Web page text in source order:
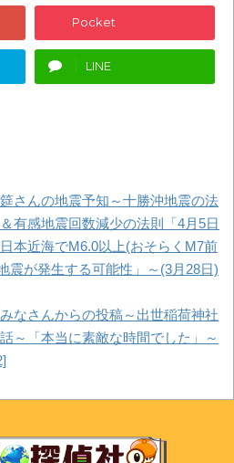
Pocket
LINE
筵さんの地震予知～十勝沖地震の法
有感地震回数減少の法則「4月5日
本近海でM6.0以上(おそらくM7前
震が発生する可能性」～(3月28日)
みなさんからの投稿～出世稲荷神社
～「本当に素敵な時間でした」～